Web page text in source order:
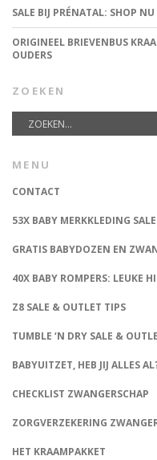
SALE BIJ PRÉNATAL: SHOP
ORIGINEEL BRIEVENBUS
OUDERS
ZOEKEN
MENU
CONTACT
53X BABY MERKKLEDING
GRATIS BABYDOZEN EN
40X BABY ROMPERS: LEUKE
Z8 SALE & OUTLET TIPS
TUMBLE ‘N DRY SALE &
BABYUITZET, HEB JIJ ALLES
CHECKLIST ZWANGERSCHAP
ZORGVERZEKERING
HET KRAAMPAKKET